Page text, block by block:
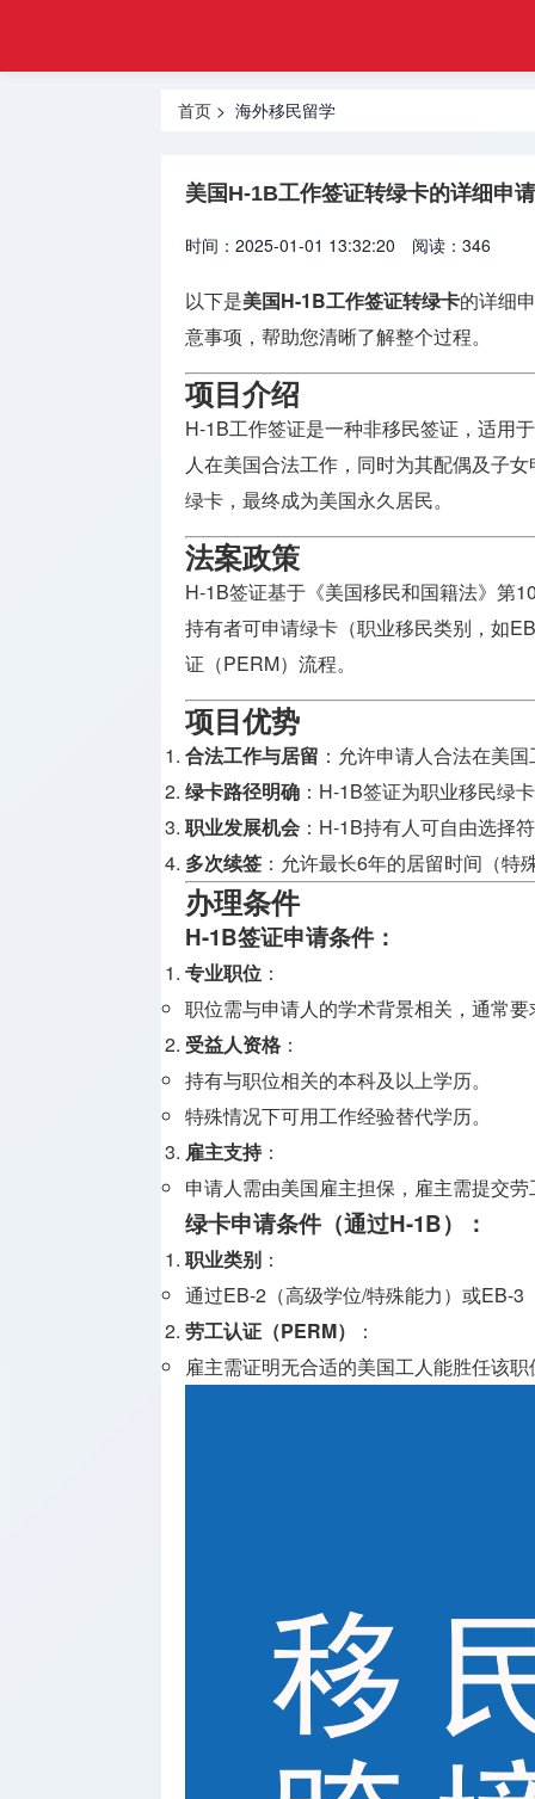
金融
牌照牌照
牌照
合规牌照
银行牌照
申请
资产管理
牌照
加密货币
牌照
支付兑换
牌照
介绍
首页 > 海外移民留学
美国H-1B工作签证转绿卡的详细申
时间：2025-01-01 13:32:20 阅读：346
以下是美国H-1B工作签证转绿卡的详细
意事项，帮助您清晰了解整个过程。
项目介绍
H-1B工作签证是一种非移民签证，适用
人在美国合法工作，同时为其配偶及子
绿卡，最终成为美国永久居民。
法案政策
H-1B签证基于《美国移民和国籍法》第
持有者可申请绿卡（职业移民类别，如
证（PERM）流程。
项目优势
合法工作与居留 ：允许申请人合法在美
绿卡路径明确 ：H-1B签证为职业移民绿
职业发展机会 ：H-1B持有人可自由选择
多次续签 ：允许最长6年的居留时间（特
办理条件
H-1B签证申请条件 ：
专业职位 ：
职位需与申请人的学术背景相关，通常
受益人资格 ：
持有与职位相关的本科及以上学历。
特殊情况下可用工作经验替代学历。
雇主支持：
申请人需由美国雇主担保，雇主需提交
绿卡申请条件（通过H-1B） ：
职业类别 ：
通过EB-2（高级学位/特殊能力）或EB-
劳工认证（PERM）
：
雇主需证明无合适的美国工人能胜任该职